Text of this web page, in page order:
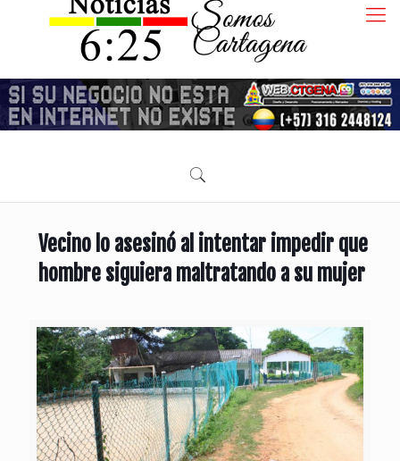
Vecino lo asesinó al intentar impedir que
hombre siguiera maltratando a su mujer